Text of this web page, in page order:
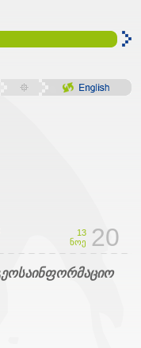
13
ნოე
20